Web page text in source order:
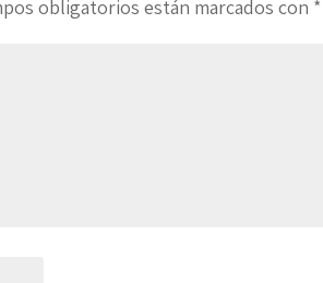
obligatorios están marcados con *